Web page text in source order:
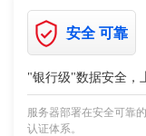
安全 可靠
"银行级"数据安全，
服务器部署在安全可靠
认证体系。